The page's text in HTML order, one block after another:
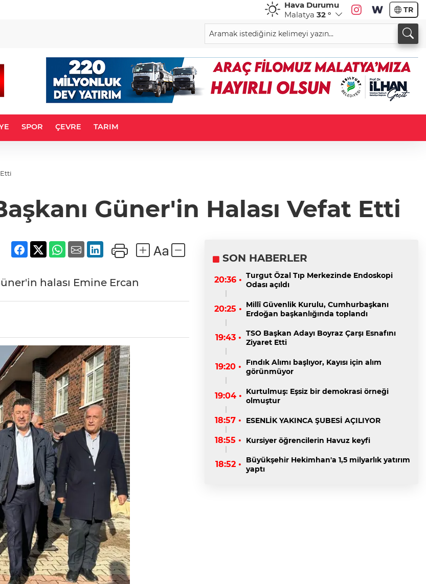
Hava Durumu
Malatya 32 ° TR
SPOR ÇEVRE TARIM
Güner'in Halası Vefat Etti
halası Emine Ercan
SON HABERLER
20:36 • Turgut Özal Tıp Merkezinde Endoskopi
Odası açıldı
20:25 • Millî Güvenlik Kurulu, Cumhurbaşkanı
Erdoğan başkanlığında toplandı
19:43 • TSO Başkan Adayı Boyraz Çarşı Esnafını
Ziyaret Etti
19:20 •
Fındık Alımı başlıyor, Kayısı için alım
görünmüyor
19:04 • Kurtulmuş: Eşsiz bir demokrasi örneği
olmuştur
18:57 • ESENLİK YAKINCA ŞUBESİ AÇILIYOR
18:55 • Kursiyer öğrencilerin Havuz keyfi
18:52 •
Büyükşehir Hekimhan'a 1,5 milyarlık yatırım
yaptı